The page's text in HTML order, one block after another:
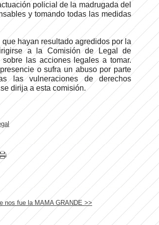
policial de la madrugada del
y tomando todas las medidas
hayan resultado agredidos por la
a la Comisión de Legal de
las acciones legales a tomar.
o sufra un abuso por parte
las vulneraciones de derechos
dirija a esta comisión.
nos fue la MAMA GRANDE >>